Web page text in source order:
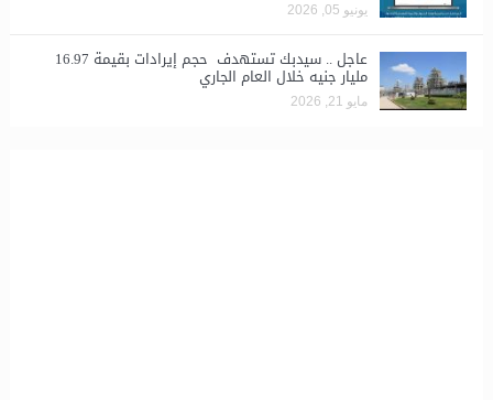
يونيو 05, 2026
عاجل .. سيدبك تستهدف حجم إيرادات بقيمة 16.97
مليار جنيه خلال العام الجاري
مايو 21, 2026